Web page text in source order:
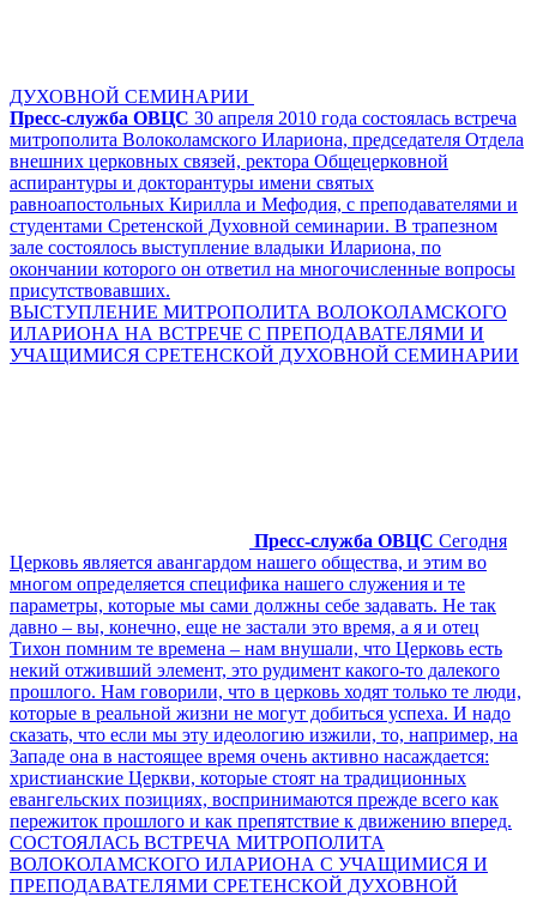
ДУХОВНОЙ СЕМИНАРИИ
Пресс-служба ОВЦС 30 апреля 2010 года состоялась встреча
митрополита Волоколамского Илариона, председателя Отдела
внешних церковных связей, ректора Общецерковной
аспирантуры и докторантуры имени святых
равноапостольных Кирилла и Мефодия, с преподавателями и
студентами Сретенской Духовной семинарии. В трапезном
зале состоялось выступление владыки Илариона, по
окончании которого он ответил на многочисленные вопросы
присутствовавших.
ВЫСТУПЛЕНИЕ МИТРОПОЛИТА ВОЛОКОЛАМСКОГО
ИЛАРИОНА НА ВСТРЕЧЕ С ПРЕПОДАВАТЕЛЯМИ И
УЧАЩИМИСЯ СРЕТЕНСКОЙ ДУХОВНОЙ СЕМИНАРИИ
Пресс-служба ОВЦС Сегодня
Церковь является авангардом нашего общества, и этим во
многом определяется специфика нашего служения и те
параметры, которые мы сами должны себе задавать. Не так
давно – вы, конечно, еще не застали это время, а я и отец
Тихон помним те времена – нам внушали, что Церковь есть
некий отживший элемент, это рудимент какого-то далекого
прошлого. Нам говорили, что в церковь ходят только те люди,
которые в реальной жизни не могут добиться успеха. И надо
сказать, что если мы эту идеологию изжили, то, например, на
Западе она в настоящее время очень активно насаждается:
христианские Церкви, которые стоят на традиционных
евангельских позициях, воспринимаются прежде всего как
пережиток прошлого и как препятствие к движению вперед.
СОСТОЯЛАСЬ ВСТРЕЧА МИТРОПОЛИТА
ВОЛОКОЛАМСКОГО ИЛАРИОНА С УЧАЩИМИСЯ И
ПРЕПОДАВАТЕЛЯМИ СРЕТЕНСКОЙ ДУХОВНОЙ